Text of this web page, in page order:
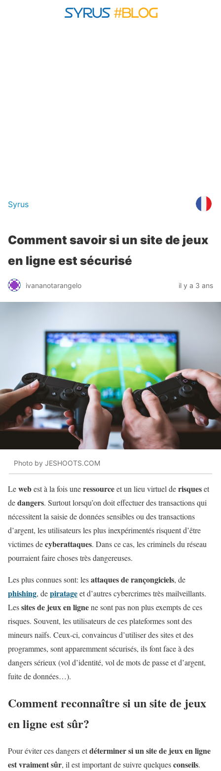
Syrus
Comment savoir si un site de jeux
en ligne est sécurisé
ivananotarangelo il y a 3 ans
Photo by JESHOOTS.COM
Lewebest à la fois uneressourceet un lieu virtuel derisqueset
dedangers. Surtout lorsqu’on doit effectuer des transactions qui
nécessitent la saisie de données sensibles ou des transactions
d’argent, les utilisateurs les plus inexpérimentés risquent d’être
victimes decyberattaques. Dans ce cas, les criminels du réseau
pourraient faire choses très dangereuses.
Les plus connues sont: lesattaques de rançongiciels, de
phishing, depiratageet d’autres cybercrimes très mailveillants.
Lessites de jeux en lignene sont pas non plus exempts de ces
risques. Souvent, les utilisateurs de ces plateformes sont des
mineurs naïfs. Ceux-ci, convaincus d’utiliser des sites et des
programmes, sont apparemment sécurisés, ils font face à des
dangers sérieux (vol d’identité, vol de mots de passe et d’argent,
fuite de données…).
Comment reconnaître si un site de jeux
en ligne est sûr?
Pour éviter ces dangers etdéterminer si un site de jeux en ligne
est vraiment sûr, il est important de suivre quelquesconseils.